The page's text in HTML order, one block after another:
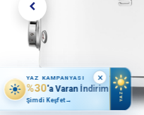
YAZ KAMPANYASI
%30'a Varan İndirim
Şimdi Keşfet→ YAZ
×